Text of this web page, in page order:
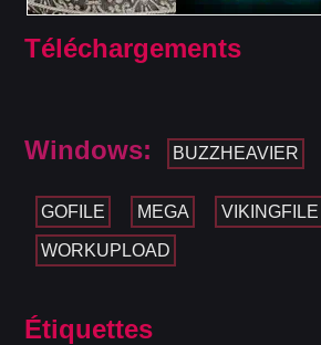
Téléchargements
Windows: BUZZHEAVIER
GOFILE MEGA VIKINGFILE
WORKUPLOAD
Étiquettes